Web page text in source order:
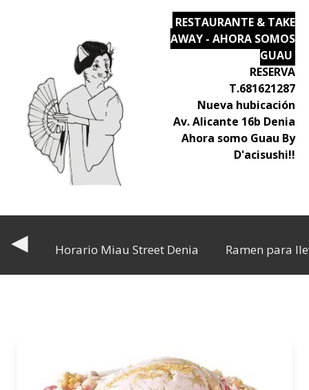
RESTAURANTE & TAKE
AWAY - AHORA SOMOS
GUAU
RESERVA
T.681621287
Nueva hubicación
Av. Alicante 16b Denia
Ahora somo Guau By
D'acisushi!!
◀ Horario Miau Street Denia Ramen para